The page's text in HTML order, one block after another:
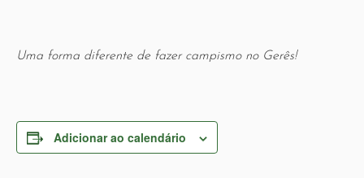
Uma forma diferente de fazer campismo no Gerês!
Adicionar ao calendário